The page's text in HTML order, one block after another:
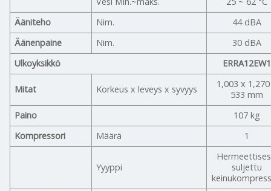
Ääniteho
Nim.
44 dBA
Äänenpaine
Nim.
30 dBA
Ulkoyksikkö
ERRA12EW1
Mitat Korkeus x leveys x syvyys
1,003 x
533 mm
Paino
107 kg
Kompressori
Määrä 1
Yyyppi
suljettu